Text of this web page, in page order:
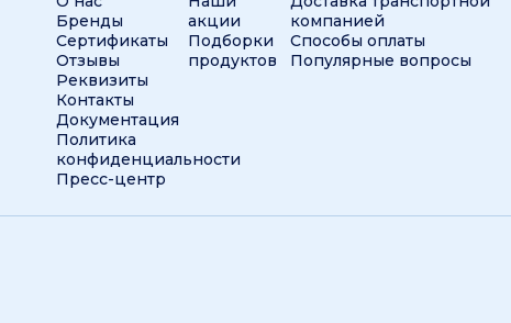
Бренды
Сертификаты
Отзывы
Реквизиты
Контакты
Документация
Политика
конфиденциальности
Пресс-центр
акции
Подборки
продуктов
компанией
Способы оплаты
Популярные вопросы